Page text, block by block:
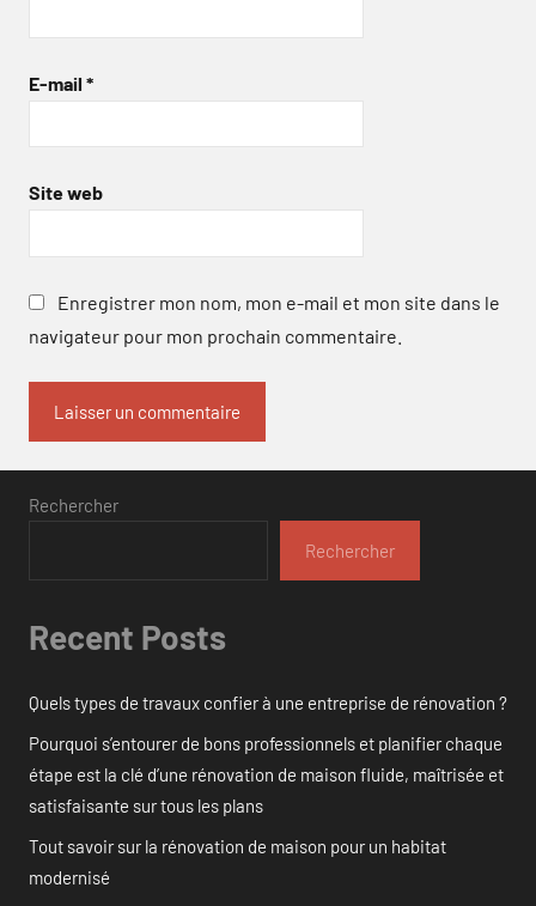
E-mail *
Site web
Enregistrer mon nom, mon e-mail et mon site dans le
navigateur pour mon prochain commentaire.
Rechercher
Rechercher
Recent Posts
Quels types de travaux confier à une entreprise de rénovation ?
Pourquoi s’entourer de bons professionnels et planifier chaque
étape est la clé d’une rénovation de maison fluide, maîtrisée et
satisfaisante sur tous les plans
Tout savoir sur la rénovation de maison pour un habitat
modernisé